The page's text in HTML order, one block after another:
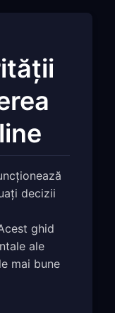
decizii
ghid
ale
mai bune